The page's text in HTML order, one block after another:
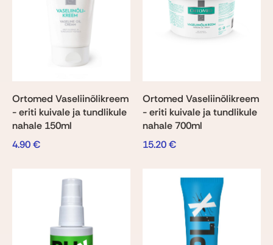
Ortomed Vaseliinõlikreem
- eriti kuivale ja tundlikule
nahale 150ml
4.90€
Ortomed Vaseliinõlikreem
- eriti kuivale ja tundlikule
nahale 700ml
15.20€